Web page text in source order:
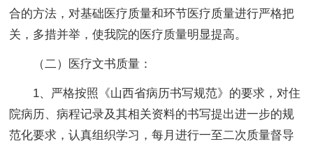
合的方法，对基础医疗质量和环节医疗质量进行严格把
关，多措并举，使我院的医疗质量明显提高。
（二）医疗文书质量：
1、严格按照《山西省病历书写规范》的要求，对住
院病历、病程记录及其相关资料的书写提出进一步的规
范化要求，认真组织学习，每月进行一至二次质量督导